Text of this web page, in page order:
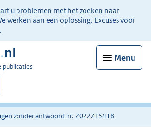
u problemen met het zoeken naar
werken aan een oplossing. Excuses voor
Menu
publicaties
zonder antwoord nr. 2022Z15418